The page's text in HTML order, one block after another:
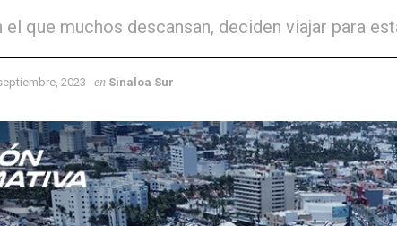
el que muchos descansan, deciden viajar para
2023 en Sinaloa Sur